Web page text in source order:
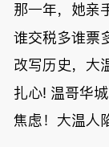
那一年，她亲
谁交税多谁票
改写历史，大
扎心! 温哥华
焦虑！大温人